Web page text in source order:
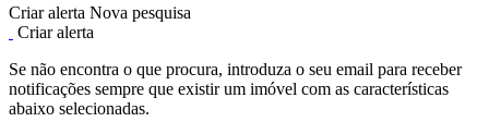
Criar alerta Nova pesquisa
Criar alerta
Se não encontra o que procura, introduza o seu email para receber
notificações sempre que existir um imóvel com as características
abaixo selecionadas.